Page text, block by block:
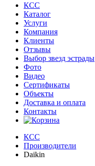
КСС
Каталог
Услуги
Компания
Клиенты
Oтзывы
Выбор звезд эстрады
Фото
Видео
Сертификаты
Объекты
Доставка и оплата
Контакты
КСС
Производители
Daikin